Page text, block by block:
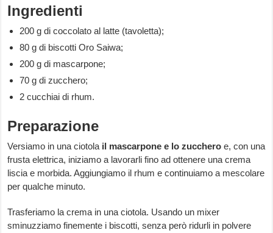
Ingredienti
200 g di coccolato al latte (tavoletta);
80 g di biscotti Oro Saiwa;
200 g di mascarpone;
70 g di zucchero;
2 cucchiai di rhum.
Preparazione
Versiamo in una ciotola il mascarpone e lo zuccheroe, con una
frusta elettrica, iniziamo a lavorarli fino ad ottenere una crema
liscia e morbida. Aggiungiamo il rhum e continuiamo a mescolare
per qualche minuto.
Trasferiamo la crema in una ciotola. Usando un mixer
sminuzziamo finemente i biscotti, senza però ridurli in polvere